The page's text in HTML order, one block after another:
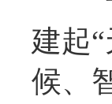
建起
候、